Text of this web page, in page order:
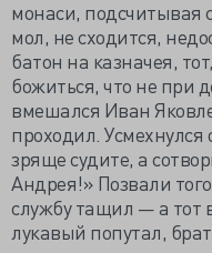
монаси, подсчитывая
мол, не сходится,
батон на казначея,
божиться, что не при
вмешался Иван
проходил.
зряще судите, а
Андрея!» Позвали
службу тащил — а тот
лукавый попутал,